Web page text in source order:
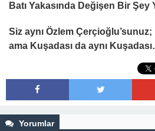
Batı Yakasında Değişen Bir Şey
Siz aynı Özlem
ama Kuşadası da aynı
Yorumlar